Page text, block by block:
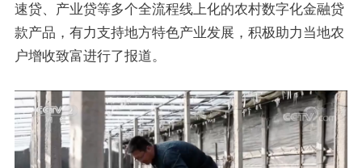
速贷、产业贷等多个全流程线上化的农村数字化金融贷
款产品，有力支持地方特色产业发展，积极助力当地农
户增收致富进行了报道。